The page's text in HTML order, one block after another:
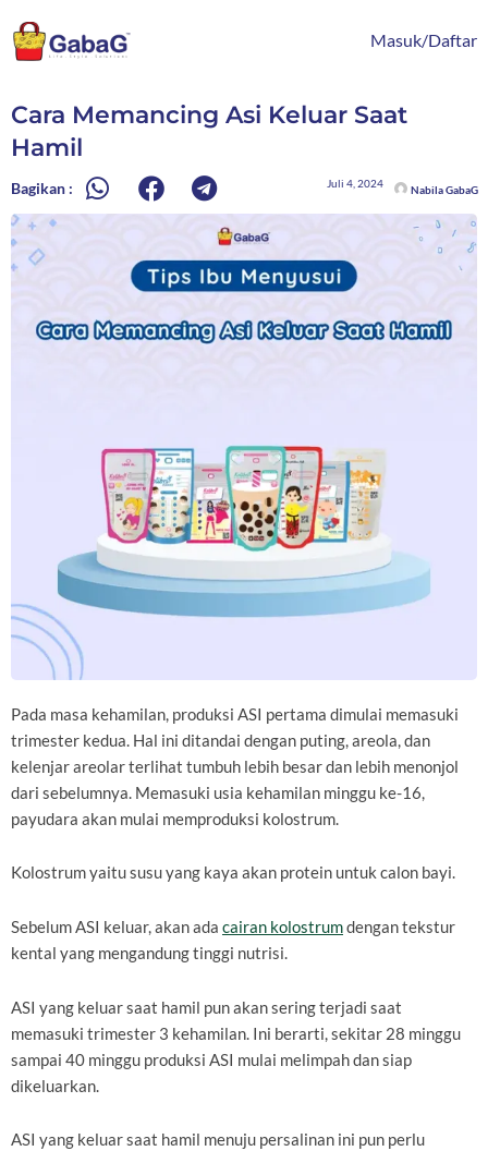
ke
konten
Masuk/Daftar
Cara Memancing Asi Keluar Saat
Hamil
Bagikan : Juli 4, 2024
Nabila GabaG
Pada masa kehamilan, produksi ASI pertama dimulai memasuki
trimester kedua. Hal ini ditandai dengan puting, areola, dan
kelenjar areolar terlihat tumbuh lebih besar dan lebih menonjol
dari sebelumnya. Memasuki usia kehamilan minggu ke-16,
payudara akan mulai memproduksi kolostrum.
Kolostrum yaitu susu yang kaya akan protein untuk calon bayi.
Sebelum ASI keluar, akan ada cairan kolostrumdengan tekstur
kental yang mengandung tinggi nutrisi.
ASI yang keluar saat hamil pun akan sering terjadi saat
memasuki trimester 3 kehamilan. Ini berarti, sekitar 28 minggu
sampai 40 minggu produksi ASI mulai melimpah dan siap
dikeluarkan.
ASI yang keluar saat hamil menuju persalinan ini pun perlu